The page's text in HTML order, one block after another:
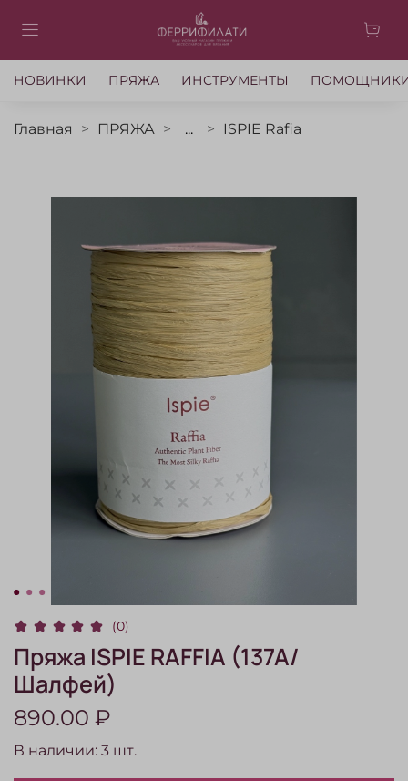
НОВИНКИ ПРЯЖА ИНСТРУМЕНТЫ
Главная ПРЯЖА ... ISPIE Rafia
(0)
Пряжа ISPIE RAFFIA (137A/
Шалфей)
890.00 ₽
В наличии: 3 шт.